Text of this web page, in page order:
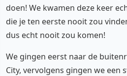
doen! We kwamen deze keer
die je ten eerste nooit zou
dus echt nooit zou komen!
We gingen eerst naar de
City, vervolgens gingen we een